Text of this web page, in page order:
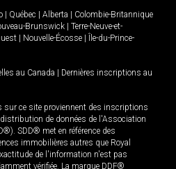
Québec Alberta
Colombie-Britannique
Brunswick
Terre-Neuve-et-
Nouvelle-Écosse
Île-du-Prince-
au Canada
Dernières inscriptions au
sur ce site proviennent des inscriptions
de données de l'Association
SDD® met en référence des
immobilières autres que Royal
de l'information n'est pas
vérifiée. La marque DDF®